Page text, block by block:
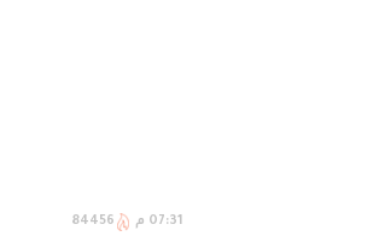
07:31 م 84456